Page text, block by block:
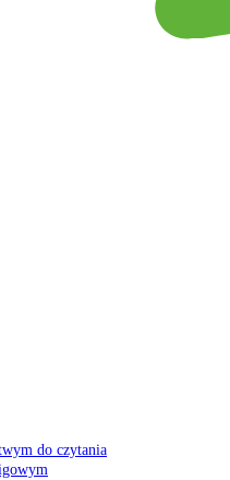
do czytania